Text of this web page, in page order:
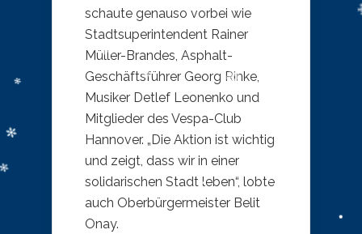
schaute genauso vorbei wie
Stadtsuperintendent Rainer
Müller-Brandes, Asphalt-
Geschäftsführer Georg Rinke,
Musiker Detlef Leonenko und
Mitglieder des Vespa-Club
Hannover. „Die Aktion ist wichtig
und zeigt, dass wir in einer
solidarischen Stadt leben“, lobte
auch Oberbürgermeister Belit
Onay.